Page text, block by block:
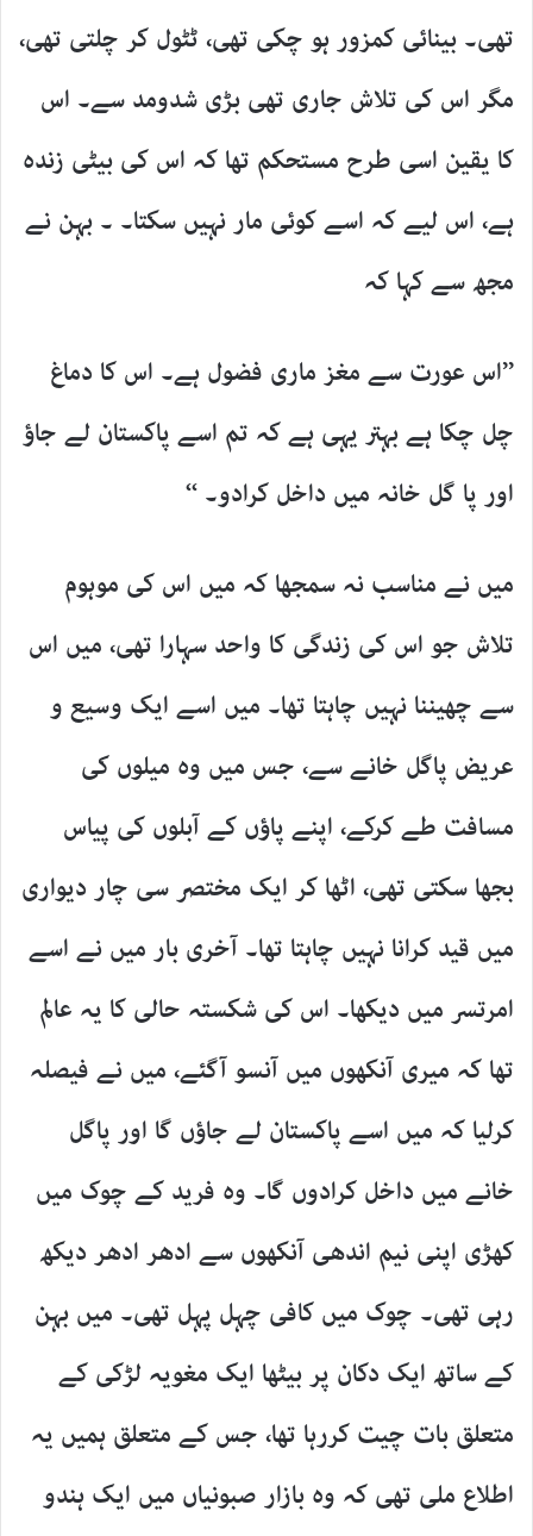
تھی۔ بینائی کمزور ہو چکی تھی، ٹٹول کر چلتی تھی،
مگر اس کی تلاش جاری تھی بڑی شدومد سے۔ اس
کا یقین اسی طرح مستحکم تھا کہ اس کی بیٹی زندہ
ہے، اس لیے کہ اسے کوئی مار نہیں سکتا۔ ۔ بہن نے
مجھ سے کہا کہ
’’اس عورت سے مغز ماری فضول ہے۔ اس کا دماغ
چل چکا ہے بہتر یہی ہے کہ تم اسے پاکستان لے جاؤ
اور پا گل خانہ میں داخل کرادو۔ ‘‘
میں نے مناسب نہ سمجھا کہ میں اس کی موہوم
تلاش جو اس کی زندگی کا واحد سہارا تھی، میں اس
سے چھیننا نہیں چاہتا تھا۔ میں اسے ایک وسیع و
عریض پاگل خانے سے، جس میں وہ میلوں کی
مسافت طے کرکے، اپنے پاؤں کے آبلوں کی پیاس
بجھا سکتی تھی، اٹھا کر ایک مختصر سی چار دیواری
میں قید کرانا نہیں چاہتا تھا۔ آخری بار میں نے اسے
امرتسر میں دیکھا۔ اس کی شکستہ حالی کا یہ عالم
تھا کہ میری آنکھوں میں آنسو آگئے، میں نے فیصلہ
کرلیا کہ میں اسے پاکستان لے جاؤں گا اور پاگل
خانے میں داخل کرادوں گا۔ وہ فرید کے چوک میں
کھڑی اپنی نیم اندھی آنکھوں سے ادھر ادھر دیکھ
رہی تھی۔ چوک میں کافی چہل پہل تھی۔ میں بہن
کے ساتھ ایک دکان پر بیٹھا ایک مغویہ لڑکی کے
متعلق بات چیت کررہا تھا، جس کے متعلق ہمیں یہ
اطلاع ملی تھی کہ وہ بازار صبونیاں میں ایک ہندو